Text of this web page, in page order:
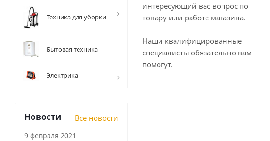
интересующий вас вопрос по
товару или работе магазина.
Наши квалифицированные
специалисты обязательно вам
помогут.
Техника для уборки
Бытовая техника
Электрика
Новости Все новости
9 февраля 2021